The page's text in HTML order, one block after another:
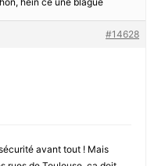
#14628
avant tout ! Mais